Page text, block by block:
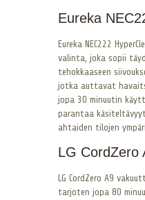
Eureka
Eureka NEC222
valinta, joka sopii
tehokkaaseen
jotka auttavat
jopa 30 minuutin
parantaa
ahtaiden tilojen
LG CordZero
LG CordZero A9
tarjoten jopa 80